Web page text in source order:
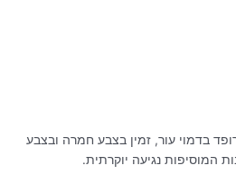
בדמוי עור, זמין בצבע חמרה ובצבע
המוסיפות נגיעה יוקרתית.